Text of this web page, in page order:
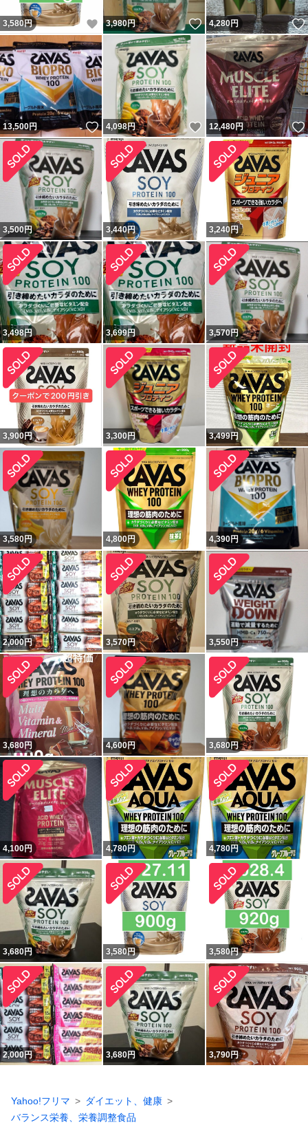
3,580円 いいね！
3,980円 いいね！
4,280円
13,500円 いいね！
4,098円 いいね！
12,480円
3,500円 3,440円 3,240円
3,498円 3,699円 3,570円
3,900円 3,300円 3,499円
3,580円 4,800円 4,390円
2,000円 3,570円 3,550円
3,680円 4,600円 3,680円
4,100円 4,780円 4,780円
3,680円 3,580円 3,580円
2,000円 3,680円 3,790円
Yahoo!フリマ
ダイエット、健康
バランス栄養、栄養調整食品